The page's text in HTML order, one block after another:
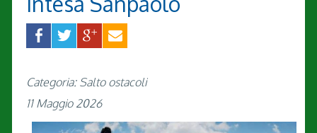
Categoria: Salto ostacoli
11 Maggio 2026